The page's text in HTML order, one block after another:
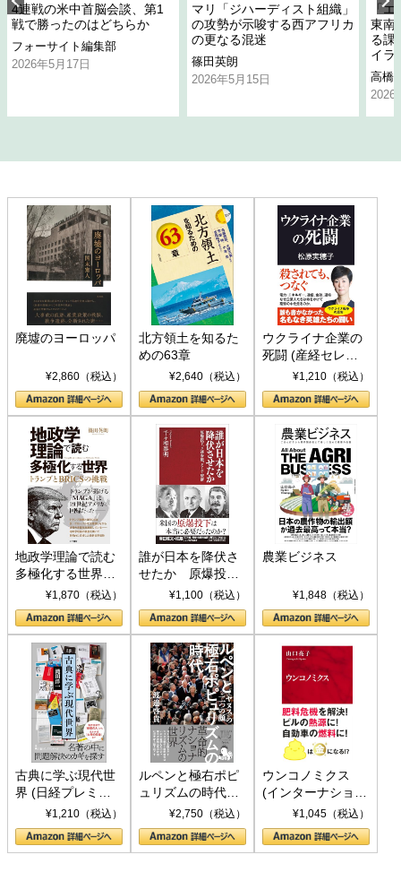
4連戦の米中首脳会談、第1
戦で勝ったのはどちらか
フォーサイト編集部
2026年5月17日
マリ「ジハーディスト組織」
の攻勢が示唆する西アフリカ
の更なる混迷
篠田英朗
2026年5月15日
「
東南
る課
イラ
高橋
2026
廃墟のヨーロッパ
¥2,860（税込）
北方領土を知るた
めの63章
¥2,640（税込）
ウクライナ企業の
死闘 (産経セレク
ト S 039)¥1,210（税込）
地政学理論で読む
多極化する世界：
トランプとBRICS
の挑戦
¥1,870（税込）
誰が日本を降伏さ
せたか 原爆投
下、ソ連参戦、そ
して聖断 (PHP新
書)
¥1,100（税込）
農業ビジネス
¥1,848（税込）
古典に学ぶ現代世
界 (日経プレミア
シリーズ)¥1,210（税込）
ルペンと極右ポピ
ュリズムの時代：
〈ヤヌス〉の二つ
の顔
¥2,750（税込）
ウンコノミクス
(インターナショナ
ル新書)¥1,045（税込）